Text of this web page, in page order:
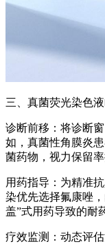
三、 真菌荧光染色液
诊断前移：将诊断
如，真菌性角膜炎
菌药物，视力保留率
用药指导：为精准
染优先选择氟康唑
盖”式用药导致的耐
疗效监测：动态评